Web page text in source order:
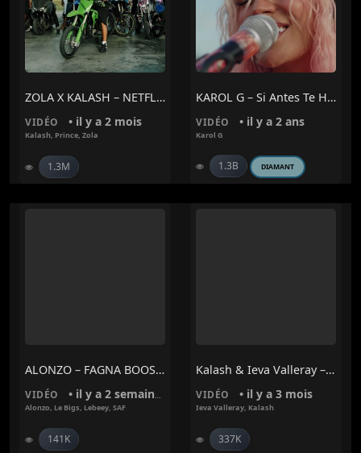
ZOLA X KALASH – NETFLIX CHILL
VIDÉO • il y a 2 mois
Kalash, Prince, Zola
1.3M
KAROL G – Si Antes Te Hubiera Conocido
VIDÉO • il y a 2 ans
Karol G
1.3B DIAMANT
ALONZO – FAGNA BOOSTÉ (feat. SAF, Lebeey, Le BIGS)
VIDÉO • il y a 2 semaines
Alonzo, Le Bigs, Lebeey, SAF
141K
Kalash & Ieva Valleray – Vous Mes Amours (Pitié)
VIDÉO • il y a 3 mois
Ieva Valleray, Kalash
337K